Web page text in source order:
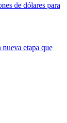
de dólares para
etapa que